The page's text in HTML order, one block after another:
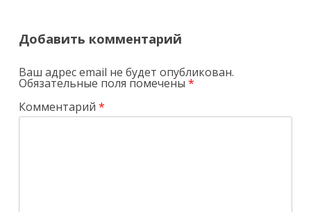
Добавить комментарий
Ваш адрес email не будет опубликован.
Обязательные поля помечены*
Комментарий*